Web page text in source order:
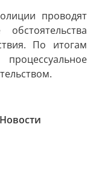
проводят
По итогам